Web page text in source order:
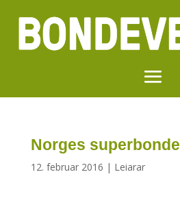
Norges superbonde
12. februar 2016 | Leiarar